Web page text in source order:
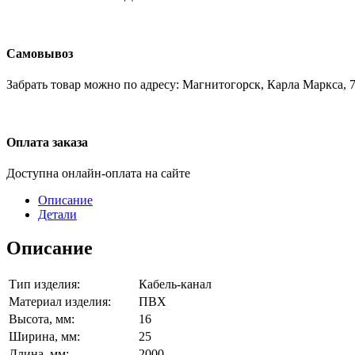
Самовывоз
Забрать товар можно по адресу: Магнитогорск, Карла Маркса,
Оплата заказа
Доступна онлайн-оплата на сайте
Описание
Детали
Описание
Тип изделия:
Кабель-канал
Материал изделия:
ПВХ
Высота, мм:
16
Ширина, мм:
25